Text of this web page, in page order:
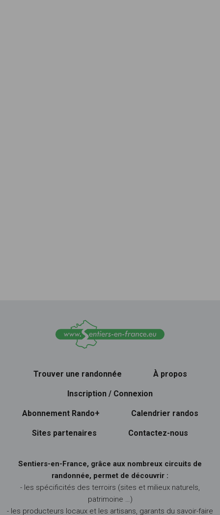
Trouver une randonnée À propos
Inscription / Connexion
Abonnement Rando+ Calendrier randos
Sites partenaires Contactez-nous
Sentiers-en-France, grâce aux nombreux circuits de
randonnée, permet de découvrir :
- les spécificités des terroirs (sites et milieux naturels,
patrimoine …)
- les producteurs locaux et les artisans, garants du savoir-faire